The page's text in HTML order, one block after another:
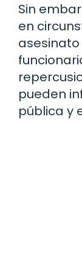
Sin
en
pueden
pública y